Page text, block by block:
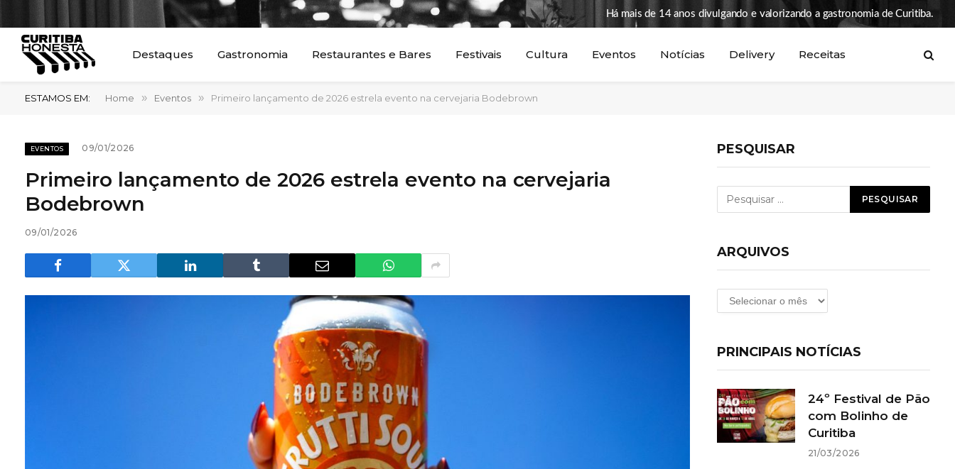
Há mais de 14 anos divulgando e valorizando a gastronomia de Curitiba.
Destaques Gastronomia Restaurantes e Bares Festivais Cultura Eventos Notícias Delivery Receitas
ESTAMOS EM: Home » Eventos » Primeiro lançamento de 2026 estrela evento na cervejaria Bodebrown
EVENTOS 09/01/2026
Primeiro lançamento de 2026 estrela evento na cervejaria
Bodebrown
09/01/2026
PESQUISAR
ARQUIVOS
Arquivos
PRINCIPAIS NOTÍCIAS
24º Festival de Pão
com Bolinho de
Curitiba
21/03/2026